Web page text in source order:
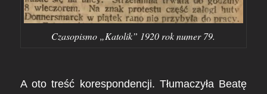
Czasopismo „Katolik” 1920 rok numer 79.
A oto treść korespondencji. Tłumaczyła Beatę